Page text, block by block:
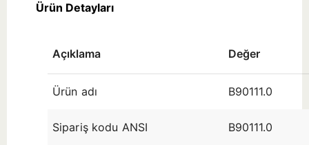
(çap
aralığına
Ürün Detayları
Açıklama Değer
Ürün adı B90111.0
Sipariş kodu ANSI B90111.0